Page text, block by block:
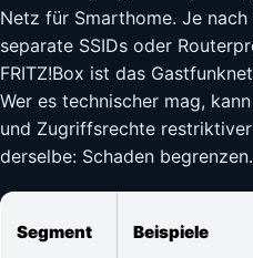
Netz für Smarthome. Je
separate SSIDs oder
FRITZ!Box ist das
Wer es technischer mag,
und Zugriffsrechte
derselbe: Schaden begrenzen.
Segment Beispiele